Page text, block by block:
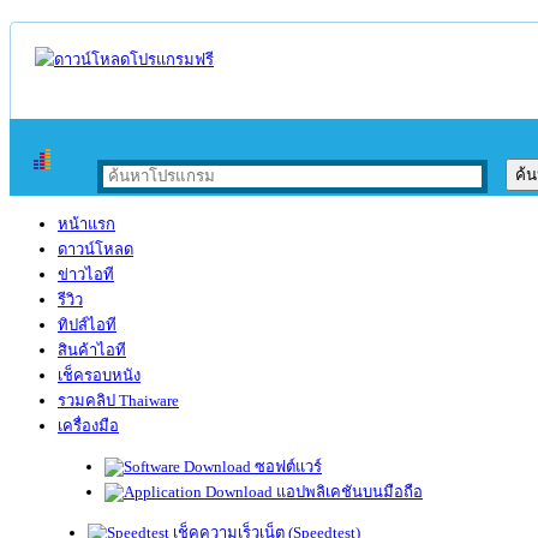
หน้าแรก
ดาวน์โหลด
ข่าวไอที
รีวิว
ทิปส์ไอที
สินค้าไอที
เช็ครอบหนัง
รวมคลิป Thaiware
เครื่องมือ
ซอฟต์แวร์
แอปพลิเคชันบนมือถือ
เช็คความเร็วเน็ต (Speedtest)